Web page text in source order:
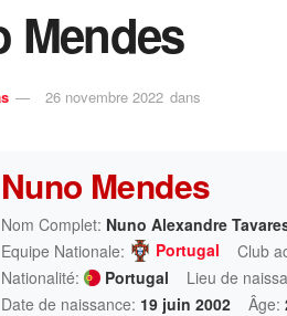
Mendes
26 novembre 2022 dans
Nuno Mendes
Nom Complet: Nuno Alexandre
Equipe Nationale:
Portugal Club
Nationalité:
Portugal Lieu de
Date de naissance: 19 juin 2002 Âge: